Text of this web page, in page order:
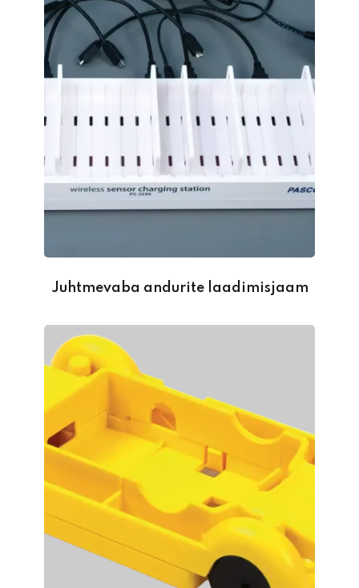
Juhtmevaba andurite laadimisjaam